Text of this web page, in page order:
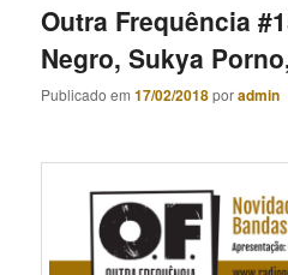
Outra Frequência
Negro, Sukya
Publicado em17/02/2018poradmin